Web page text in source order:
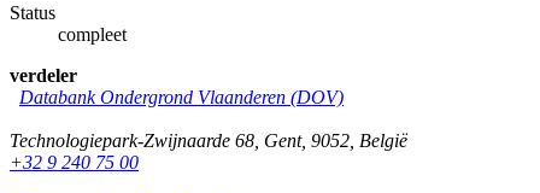
Status
compleet
verdeler
Databank Ondergrond Vlaanderen (DOV)
Technologiepark-Zwijnaarde 68 Gent, 9052 België
+32 9 240 75 00